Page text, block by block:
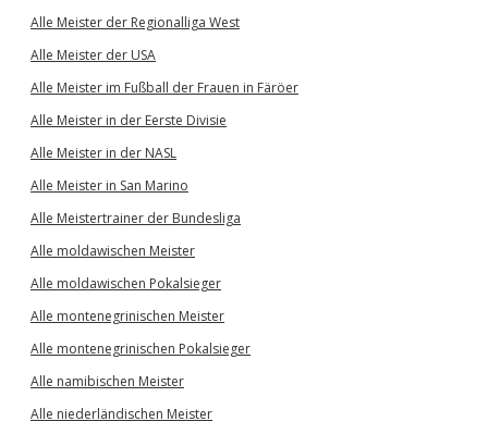
Alle Meister der Regionalliga West
Alle Meister der USA
Alle Meister im Fußball der Frauen in Färöer
Alle Meister in der Eerste Divisie
Alle Meister in der NASL
Alle Meister in San Marino
Alle Meistertrainer der Bundesliga
Alle moldawischen Meister
Alle moldawischen Pokalsieger
Alle montenegrinischen Meister
Alle montenegrinischen Pokalsieger
Alle namibischen Meister
Alle niederländischen Meister